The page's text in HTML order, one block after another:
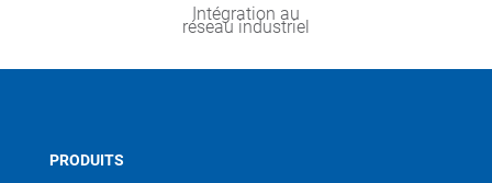
Intégration au
réseau industriel
PRODUITS